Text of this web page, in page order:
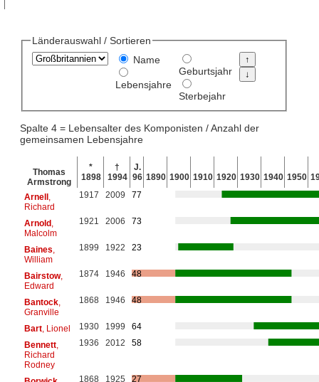
Länderauswahl / Sortieren
Name
Lebensjahre
Geburtsjahr
Sterbejahr
Spalte 4 = Lebensalter des Komponisten / Anzahl der
gemeinsamen Lebensjahre
Thomas
Armstrong
*
1898
†
1994
J.
96 1890 1900 1910 1920 1930 1940 1950
Arnell,
Richard
1917 2009 77
Arnold,
Malcolm
1921 2006 73
Baines
William
1899 1922 23
Bairstow,
Edward
1874 1946 48
Bantock,
Granville
1868 1946 48
Bart, Lionel 1930 1999
64
Bennett,
Richard
Rodney
1936 2012 58
1868 1925 27